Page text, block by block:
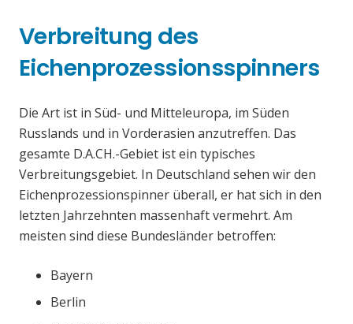
Verbreitung des
Eichenprozessionsspinners
Die Art ist in Süd- und Mitteleuropa, im Süden
Russlands und in Vorderasien anzutreffen. Das
gesamte D.A.CH.-Gebiet ist ein typisches
Verbreitungsgebiet. In Deutschland sehen wir den
Eichenprozessionspinner überall, er hat sich in den
letzten Jahrzehnten massenhaft vermehrt. Am
meisten sind diese Bundesländer betroffen:
Bayern
Berlin